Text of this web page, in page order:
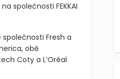
společnosti FEKKAI
Fresh a
obě
Coty a L’Oréal